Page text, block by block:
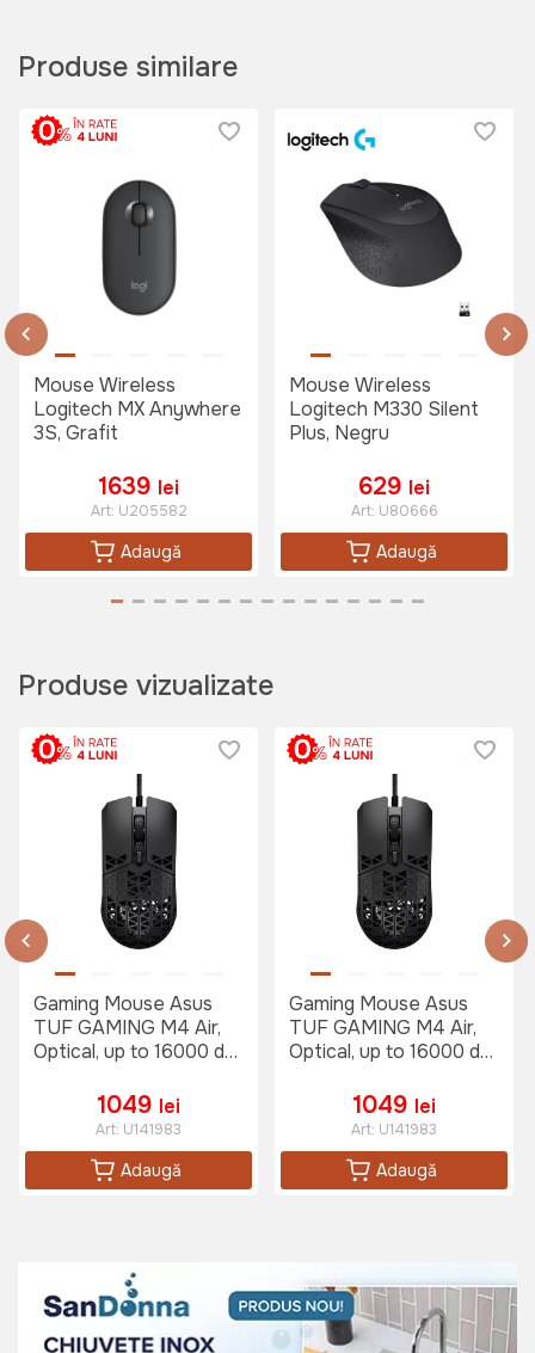
Produse similare
Mouse Wireless
Logitech MX Anywhere
3S, Grafit
1639 lei
Art: U205582
Adaugă
Mouse Wireless
Logitech M330 Silent
Plus, Negru
629 lei
Art: U80666
Adaugă
Produse vizualizate
Gaming Mouse Asus
TUF GAMING M4 Air,
Optical, up to 16000 dpi,
40G, 47g, USB
1049 lei
Art: U141983
Adaugă
Gaming Mouse Asus
TUF GAMING M4 Air,
Optical, up to 16000 dpi,
40G, 47g, USB
1049 lei
Art: U141983
Adaugă